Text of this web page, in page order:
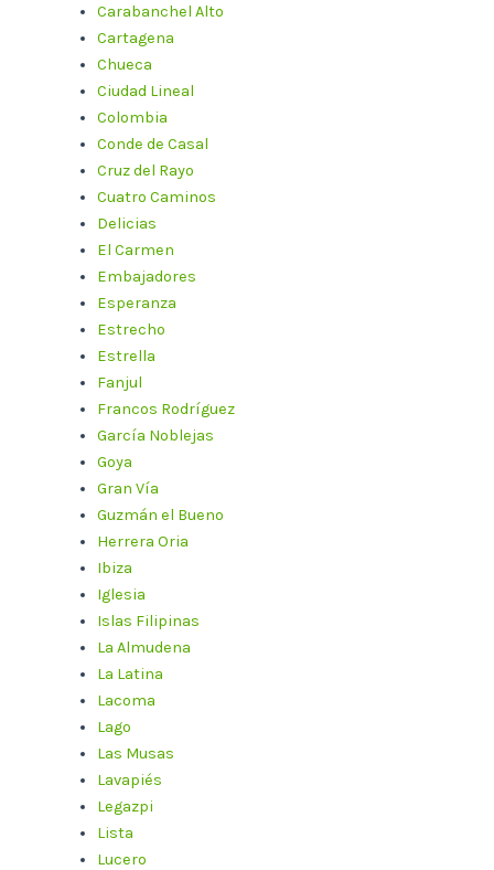
Carabanchel Alto
Cartagena
Chueca
Ciudad Lineal
Colombia
Conde de Casal
Cruz del Rayo
Cuatro Caminos
Delicias
El Carmen
Embajadores
Esperanza
Estrecho
Estrella
Fanjul
Francos Rodríguez
García Noblejas
Goya
Gran Vía
Guzmán el Bueno
Herrera Oria
Ibiza
Iglesia
Islas Filipinas
La Almudena
La Latina
Lacoma
Lago
Las Musas
Lavapiés
Legazpi
Lista
Lucero